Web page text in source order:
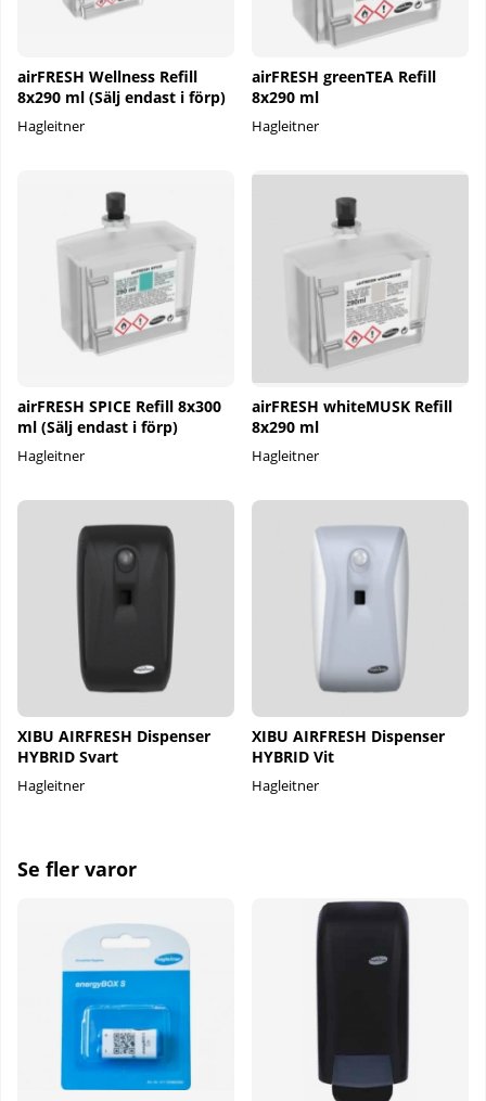
airFRESH Wellness Refill
8x290 ml (Sälj endast i förp)
Hagleitner
airFRESH greenTEA Refill
8x290 ml
Hagleitner
airFRESH SPICE Refill 8x300
ml (Sälj endast i förp)
Hagleitner
airFRESH whiteMUSK Refill
8x290 ml
Hagleitner
XIBU AIRFRESH Dispenser
HYBRID Svart
Hagleitner
XIBU AIRFRESH Dispenser
HYBRID Vit
Hagleitner
Se fler varor